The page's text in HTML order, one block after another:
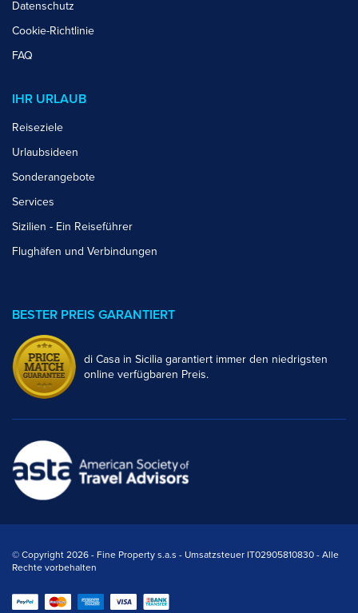
Datenschutz
Cookie-Richtlinie
FAQ
IHR URLAUB
Reiseziele
Urlaubsideen
Sonderangebote
Services
Sizilien - Ein Reiseführer
Flughäfen und Verbindungen
BESTER PREIS GARANTIERT
di Casa in Sicilia garantiert immer den niedrigsten
online verfügbaren Preis.
© Copyright 2026 - Fine Property s.a.s - Umsatzsteuer IT02905810830 - Alle
Rechte vorbehalten